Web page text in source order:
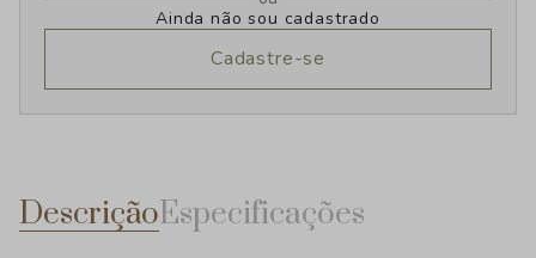
Ainda não sou cadastrado
Cadastre-se
DescriçãoEspecificações